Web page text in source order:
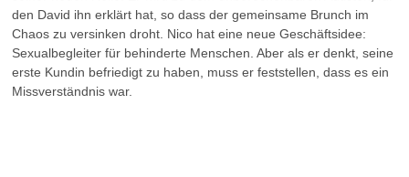
den David ihn erklärt hat, so dass der gemeinsame Brunch im
Chaos zu versinken droht. Nico hat eine neue Geschäftsidee:
Sexualbegleiter für behinderte Menschen. Aber als er denkt, seine
erste Kundin befriedigt zu haben, muss er feststellen, dass es ein
Missverständnis war.